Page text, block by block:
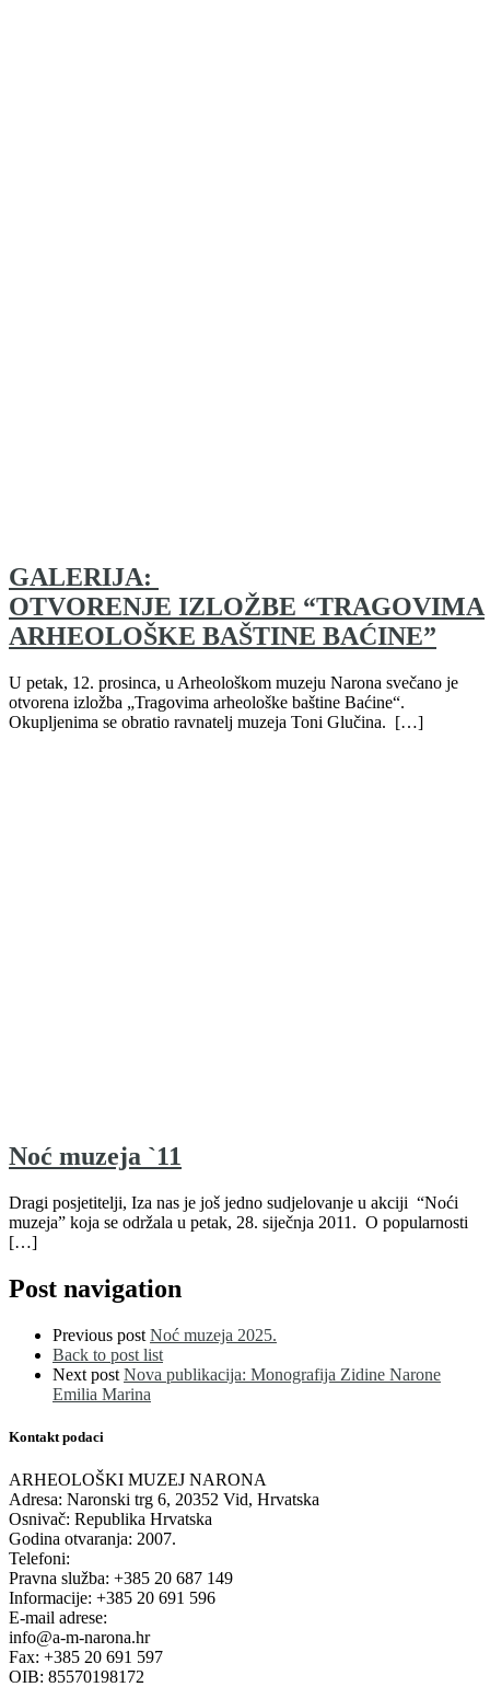
GALERIJA:
OTVORENJE IZLOŽBE “TRAGOVIMA
ARHEOLOŠKE BAŠTINE BAĆINE”
U petak, 12. prosinca, u Arheološkom muzeju Narona svečano je
otvorena izložba „Tragovima arheološke baštine Baćine“.
Okupljenima se obratio ravnatelj muzeja Toni Glučina. […]
Noć muzeja `11
Dragi posjetitelji, Iza nas je još jedno sudjelovanje u akciji “Noći
muzeja” koja se održala u petak, 28. siječnja 2011. O popularnosti
[…]
Post navigation
Previous post Noć muzeja 2025.
Back to post list
Next post Nova publikacija: Monografija Zidine Narone
Emilia Marina
Kontakt podaci
ARHEOLOŠKI MUZEJ NARONA
Adresa: Naronski trg 6, 20352 Vid, Hrvatska
Osnivač: Republika Hrvatska
Godina otvaranja: 2007.
Telefoni:
Pravna služba: +385 20 687 149
Informacije: +385 20 691 596
E-mail adrese:
info@a-m-narona.hr
Fax: +385 20 691 597
OIB: 85570198172